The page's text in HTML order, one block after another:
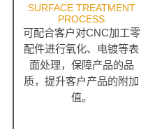
SURFACE TREATMENT
PROCESS
可配合客户对CNC加工零
配件进行氧化、电镀等表
面处理，保障产品的品
质，提升客户产品的附加
值。